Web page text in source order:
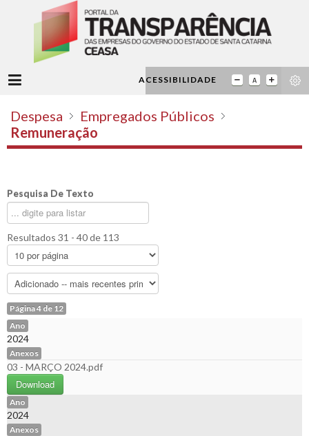
ACESSIBILIDADE
Despesa
Empregados Públicos
Remuneração
Pesquisa De Texto
Resultados 31 - 40 de 113
Página 4 de 12
Ano
2024
Anexos
03 - MARÇO 2024.pdf
Download
Ano
2024
Anexos